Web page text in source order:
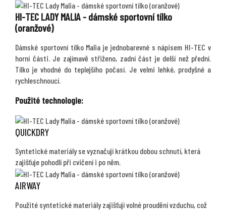
HI-TEC LADY MALIA - dámské sportovní tílko
(oranžové)
Dámské sportovní tílko Malia je jednobarevné s nápisem HI-TEC v
horní části. Je zajímavě střiženo, zadní část je delší než přední.
Tílko je vhodné do teplejšího počasí. Je velmi lehké, prodyšné a
rychleschnoucí.
Použité technologie:
QUICKDRY
Syntetické materiály se vyznačují krátkou dobou schnutí, která
zajišťuje pohodlí při cvičení i po něm.
AIRWAY
Použité syntetické materiály zajišťují volné proudění vzduchu, což